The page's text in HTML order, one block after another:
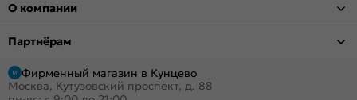
О компании
Партнёрам
Фирменный магазин в Кунцево
Москва, Кутузовский проспект, д. 88